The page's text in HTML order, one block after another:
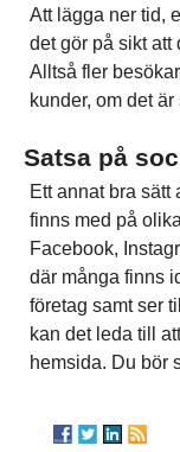
Att lägga ner tid,
det gör på sikt att
Alltså fler
kunder, om det
Satsa på
Ett annat bra sätt
finns med på
Facebook,
där många finns
företag samt ser
kan det leda till
hemsida. Du bör